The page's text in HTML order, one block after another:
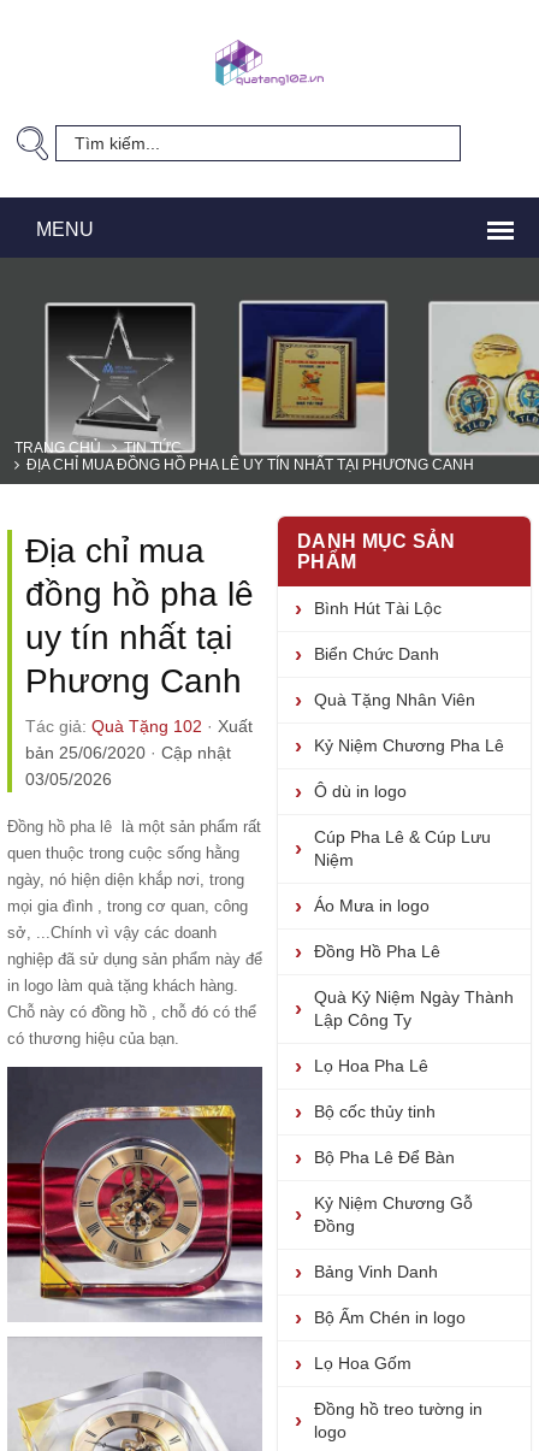
TRANG CHỦ
TIN TỨC
ĐỊA CHỈ MUA ĐỒNG HỒ PHA LÊ UY TÍN NHẤT TẠI PHƯƠNG CANH
Địa chỉ mua
đồng hồ pha lê
uy tín nhất tại
Phương Canh
Tác giả: Quà Tặng 102 · Xuất
bản 25/06/2020 · Cập nhật
03/05/2026
Đồng hồ pha lê là một sản phẩm rất
quen thuộc trong cuộc sống hằng
ngày, nó hiện diện khắp nơi, trong
mọi gia đình , trong cơ quan, công
sở, ...Chính vì vậy các doanh
nghiệp đã sử dụng sản phẩm này để
in logo làm quà tặng khách hàng.
Chỗ này có đồng hồ , chỗ đó có thể
có thương hiệu của bạn.
DANH MỤC SẢN
PHẨM
Bình Hút Tài Lộc
Biển Chức Danh
Quà Tặng Nhân Viên
Kỷ Niệm Chương Pha Lê
Ô dù in logo
Cúp Pha Lê & Cúp Lưu
Niệm
Áo Mưa in logo
Đồng Hồ Pha Lê
Quà Kỷ Niệm Ngày Thành
Lập Công Ty
Lọ Hoa Pha Lê
Bộ cốc thủy tinh
Bộ Pha Lê Để Bàn
Kỷ Niệm Chương Gỗ
Đồng
Bảng Vinh Danh
Bộ Ấm Chén in logo
Lọ Hoa Gốm
Đồng hồ treo tường in
logo